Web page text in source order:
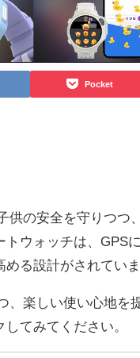
Pocket
供の安全を守りつつ
ウォッチは、GPS
る設計がされていま
、楽しい使い心地を
てみてください。